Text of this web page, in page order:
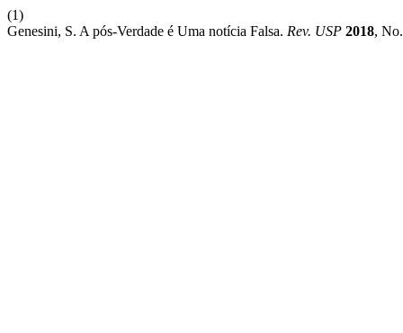
(1)
Genesini, S. A pós-Verdade é Uma notícia Falsa. Rev. USP 2018,